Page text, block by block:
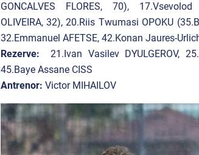
GONCALVES FLORES, 70),
OLIVEIRA, 32), 20.Riis Twumasi OPOKU
32.Emmanuel AFETSE, 42.Konan Jaures-
Rezerve: 21.Ivan Vasilev DYULGEROV,
45.Baye Assane CISS
Antrenor: Victor MIHAILOV